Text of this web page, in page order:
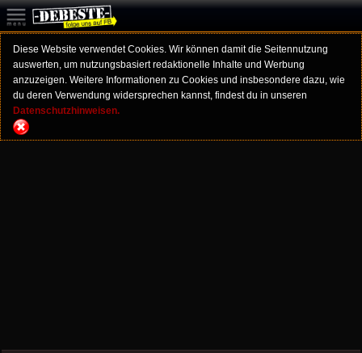
Diese Website verwendet Cookies. Wir können damit die Seitennutzung
auswerten, um nutzungsbasiert redaktionelle Inhalte und Werbung
anzuzeigen. Weitere Informationen zu Cookies und insbesondere dazu, wie
du deren Verwendung widersprechen kannst, findest du in unseren
Datenschutzhinweisen.